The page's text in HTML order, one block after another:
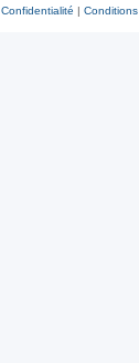
Confidentialité | Conditions